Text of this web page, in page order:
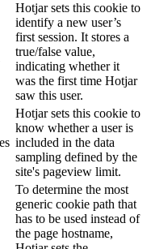
Hotjar sets this cookie to
identify a new user’s
first session. It stores a
true/false value,
indicating whether it
was the first time Hotjar
saw this user.
Hotjar sets this cookie to
know whether a user is
included in the data
sampling defined by the
site's pageview limit.
To determine the most
generic cookie path that
has to be used instead of
the page hostname,